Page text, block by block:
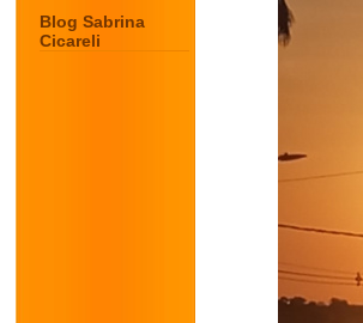
Blog Sabrina
Cicareli